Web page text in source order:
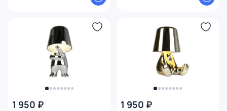
1 950 ₽ 1 950 ₽